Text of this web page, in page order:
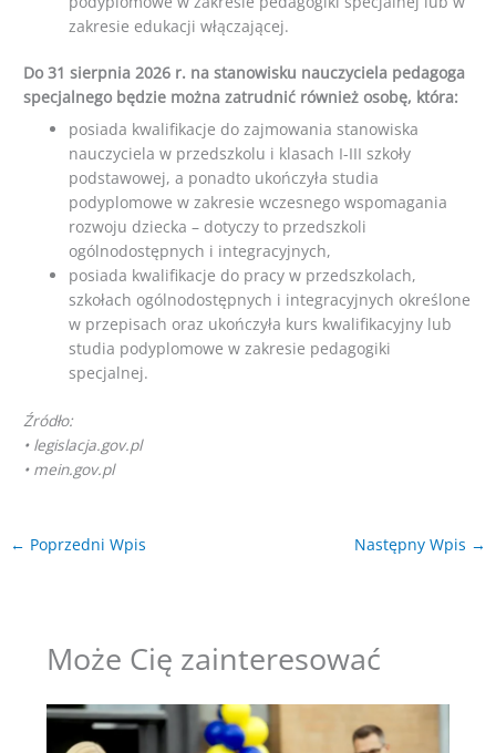
zakresie edukacji włączającej.
Do 31 sierpnia 2026 r. na stanowisku nauczyciela pedagoga
specjalnego będzie można zatrudnić również osobę, która:
posiada kwalifikacje do zajmowania stanowiska
nauczyciela w przedszkolu i klasach I-III szkoły
podstawowej, a ponadto ukończyła studia
podyplomowe w zakresie wczesnego wspomagania
rozwoju dziecka – dotyczy to przedszkoli
ogólnodostępnych i integracyjnych,
posiada kwalifikacje do pracy w przedszkolach,
szkołach ogólnodostępnych i integracyjnych określone
w przepisach oraz ukończyła kurs kwalifikacyjny lub
studia podyplomowe w zakresie pedagogiki
specjalnej.
Źródło:
• legislacja.gov.pl
• mein.gov.pl
← Poprzedni Wpis Następny Wpis →
Może Cię zainteresować